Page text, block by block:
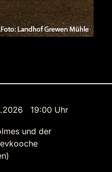
19:00 Uhr
und der